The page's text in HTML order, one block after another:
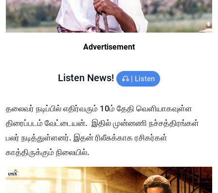
Advertisement
Listen News! | Listen
தலைவர் நடிப்பில் எதிர்வரும் 10ம் தேதி வெளியாகவுள்ள
திரைப்படம் வேட்டையன். இதில் முன்னணி நச்சத்திரங்கள்
பலர் நடித்துள்ளனர். இதன் ரிலீசுக்காக ரசிகர்கள்
காத்திருக்கும் நிலையில்.